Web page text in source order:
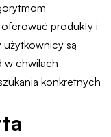
produkty i
użytkownicy są
w chwilach
konkretnych